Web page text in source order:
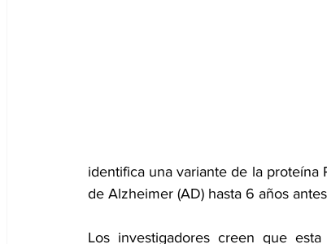
identifica una variante de la
de Alzheimer (AD) hasta 6 años
Los investigadores creen que